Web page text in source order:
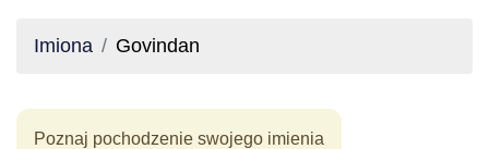
Imiona Govindan
Poznaj pochodzenie swojego imienia